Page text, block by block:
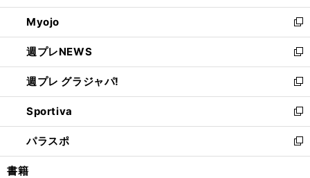
開
く
ウ
で
開
く
ン
ド
ウ
で
開
く
ウ
ィ
ン
ド
ウ
で
開
く
Myojo
新
し
い
ウ
ィ
ン
ド
ウ
で
開
週プレNEWS
新
し
い
ウ
ィ
ン
ド
ウ
週プレ グラジャパ!
新
し
い
ウ
ィ
ン
Sportiva
新
し
い
ウ
パラスポ
新
し
書籍